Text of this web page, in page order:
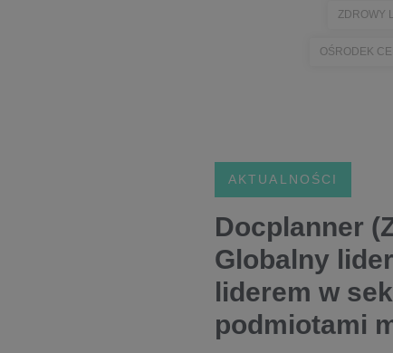
ZDROWY
OŚRODEK
AKTUALNOŚCI
Docplanner
Globalny
liderem w
podmiotami